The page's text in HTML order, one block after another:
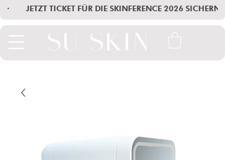
·        JETZT TICKET FÜR DIE SKINFERENCE 2026